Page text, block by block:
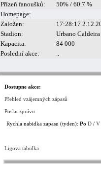
Přízeň fanoušků:
50% / 60.7 %
Homepage:
Založen:
17:28:17
Stadion:
Urbano Caldeira
Kapacita:
84 000
Poslední akce:
..
Dostupne akce:
Přehled vzájemných zápasů
Poslat zprávu
Rychla nabidka zapasu (tyden):Po D /V
Ligova tabulka